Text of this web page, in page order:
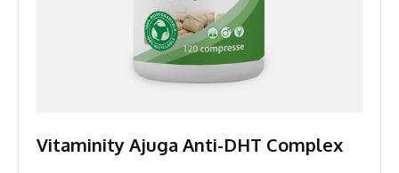
Vitaminity Ajuga Anti-DHT Complex